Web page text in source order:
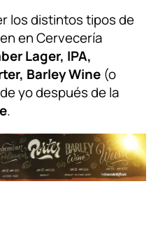
los distintos tipos de
en Cervecería
Lager, IPA,
Barley Wine (o
yo después de la
.